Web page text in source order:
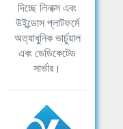
দিচ্ছে লিনাক্স এবং
উইন্ডোস প্লাটফর্মে
অত্যাধুনিক ভার্চুয়াল
এবং ডেডিকেটেড
সার্ভার।